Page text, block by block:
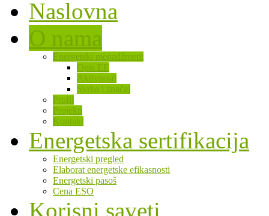
Naslovna
O nama
Energetski menadžment
Opis EE
Aktivnosti
Svrha i značaj
Profil
Projekti
Kontakt
Energetska sertifikacija
Energetski pregled
Elaborat energetske efikasnosti
Energetski pasoš
Cena ESO
Korisni saveti